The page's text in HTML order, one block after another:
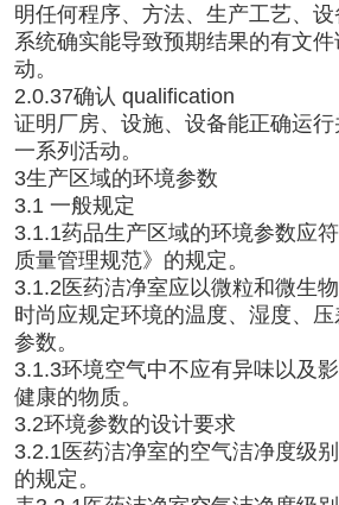
明任何程序、方法、生产工艺、
系统确实能导致预期结果的有文
动。
2.0.37确认 qualification
证明厂房、设施、设备能正确运
一系列活动。
3生产区域的环境参数
3.1 一般规定
3.1.1药品生产区域的环境参数应
质量管理规范》的规定。
3.1.2医药洁净室应以微粒和微生
时尚应规定环境的温度、湿度、
参数。
3.1.3环境空气中不应有异味以及
健康的物质。
3.2环境参数的设计要求
3.2.1医药洁净室的空气洁净度级
的规定。